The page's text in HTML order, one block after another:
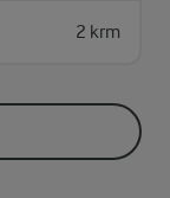
2 krm